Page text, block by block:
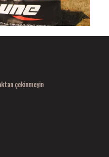
çekinmeyin